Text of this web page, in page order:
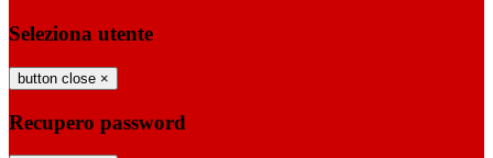
Seleziona utente
button close ×
Recupero password